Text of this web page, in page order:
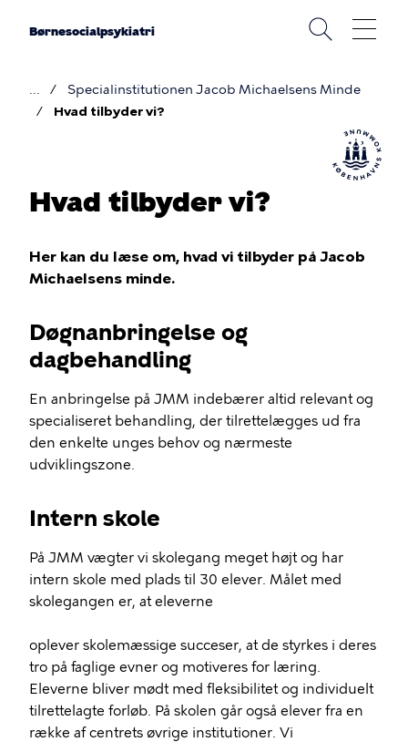
Børnesocialpsykiatri
Brødkrumme
Specialinstitutionen Jacob Michaelsens Minde
Hvad tilbyder vi?
Hvad tilbyder vi?
Her kan du læse om, hvad vi tilbyder på Jacob
Michaelsens minde.
Døgnanbringelse og
dagbehandling
En anbringelse på JMM indebærer altid relevant og
specialiseret behandling, der tilrettelægges ud fra
den enkelte unges behov og nærmeste
udviklingszone.
Intern skole
På JMM vægter vi skolegang meget højt og har
intern skole med plads til 30 elever. Målet med
skolegangen er, at eleverne
oplever skolemæssige succeser, at de styrkes i deres
tro på faglige evner og motiveres for læring.
Eleverne bliver mødt med fleksibilitet og individuelt
tilrettelagte forløb. På skolen går også elever fra en
række af centrets øvrige institutioner. Vi